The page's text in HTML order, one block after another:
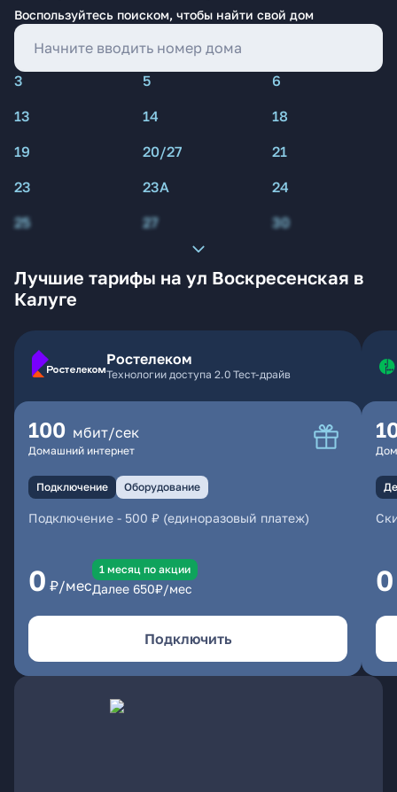
Воспользуйтесь поиском, чтобы найти свой дом
3 5
6
13
14
18
19
20/27
21
23
23А
24
25
27 30
Лучшие тарифы на ул Воскресенская в
Калуге
Ростелеком
Технологии доступа 2.0 Тест-драйв
100 мбит/сек
Домашний интернет
Подключение Оборудование
Подключение - 500 ₽ (единоразовый платеж)
0 ₽/мес
1 месяц по акции
Далее 650₽/мес
Подключить
0